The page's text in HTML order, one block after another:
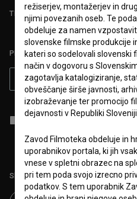
TEST FUNKCIONALNOSTI
PRIJAVITE SE NA BSF NOVIČNIK:
Sprejemam splošne pogojein
Sledite nam na:
režiserjev, montažerjev in
njimi povezanih oseb. Te
obdeluje za namen
slovenske filmske produkcije
kateri so sodelovali slovenski
način v dogovoru s
zagotavlja katalogiziranje,
obveščanje širše javnosti,
izobraževanje ter promocijo
dejavnosti v Republiki Sloveniji.
Zavod Filmoteka obdeluje in
uporabnikov portala, ki jih
vnese v spletni obrazec na
pri tem poda svojo izrecno
podatkov. S tem uporabnik